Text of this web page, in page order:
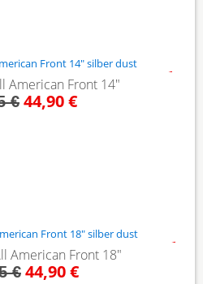
American Front 14"
€ 44,90 €
American Front 18"
€44,90 €